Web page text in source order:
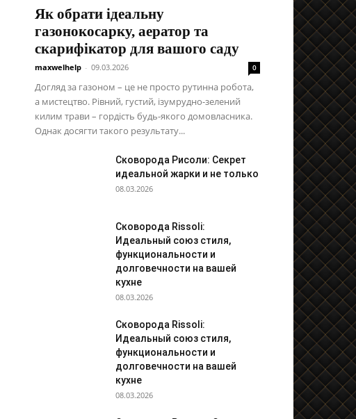
Як обрати ідеальну
газонокосарку, аератор та
скарифікатор для вашого саду
maxwelhelp - 09.03.2026 0
Догляд за газоном – це не просто рутинна робота,
а мистецтво. Рівний, густий, ізумрудно-зелений
килим трави – гордість будь-якого домовласника.
Однак досягти такого результату...
Сковорода Рисоли: Секрет
идеальной жарки и не только
08.03.2026
Сковорода Rissoli:
Идеальный союз стиля,
функциональности и
долговечности на вашей
кухне
08.03.2026
Сковорода Rissoli:
Идеальный союз стиля,
функциональности и
долговечности на вашей
кухне
08.03.2026